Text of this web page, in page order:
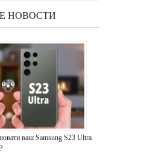
НОВОСТИ
ваш Samsung S23 Ultra